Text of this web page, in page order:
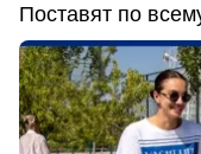
Поставят по